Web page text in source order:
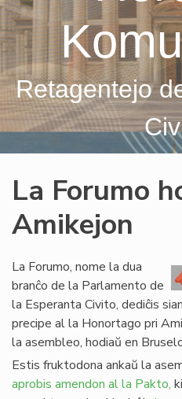
Retagentejo
La Forumo
Amikejon
La Forumo, nome la dua
branĉo de la Parlamento de
la Esperanta Civito, dediĉis
precipe al la Honortago pri
la asembleo, hodiaŭ en
Estis fruktodona ankaŭ la
aprobis amendon al la Pakto,